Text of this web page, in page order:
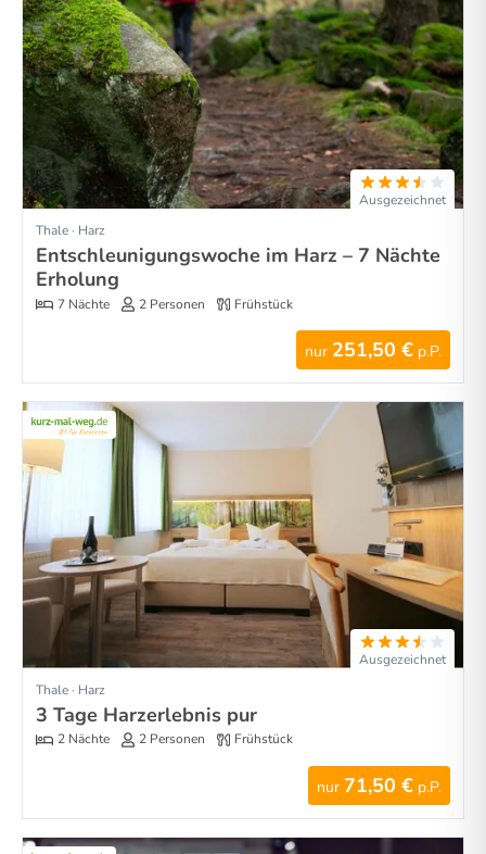
Ausgezeichnet
Thale · Harz
Entschleunigungswoche im Harz – 7 Nächte
Erholung
7 Nächte 2 Personen Frühstück
nur 251,50 € p.P.
Ausgezeichnet
Thale · Harz
3 Tage Harzerlebnis pur
2 Nächte 2 Personen Frühstück
nur 71,50 € p.P.